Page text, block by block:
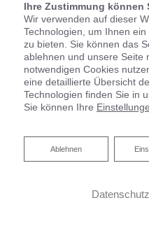
Ihre Zustimmung können
Wir verwenden auf dieser
Technologien, um Ihnen
zu bieten. Sie können das
ablehnen und unsere Seite
notwendigen Cookies
eine detaillierte Übersicht
Technologien finden Sie in
Sie können Ihre
Ablehnen
Ablehnen
Datenschutz